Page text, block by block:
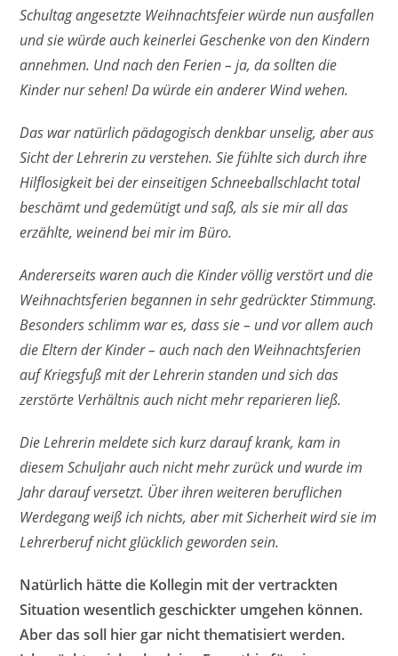
Schultag angesetzte Weihnachtsfeier würde nun ausfallen
und sie würde auch keinerlei Geschenke von den Kindern
annehmen. Und nach den Ferien – ja, da sollten die
Kinder nur sehen! Da würde ein anderer Wind wehen.
Das war natürlich pädagogisch denkbar unselig, aber aus
Sicht der Lehrerin zu verstehen. Sie fühlte sich durch ihre
Hilflosigkeit bei der einseitigen Schneeballschlacht total
beschämt und gedemütigt und saß, als sie mir all das
erzählte, weinend bei mir im Büro.
Andererseits waren auch die Kinder völlig verstört und die
Weihnachtsferien begannen in sehr gedrückter Stimmung.
Besonders schlimm war es, dass sie – und vor allem auch
die Eltern der Kinder – auch nach den Weihnachtsferien
auf Kriegsfuß mit der Lehrerin standen und sich das
zerstörte Verhältnis auch nicht mehr reparieren ließ.
Die Lehrerin meldete sich kurz darauf krank, kam in
diesem Schuljahr auch nicht mehr zurück und wurde im
Jahr darauf versetzt. Über ihren weiteren beruflichen
Werdegang weiß ich nichts, aber mit Sicherheit wird sie im
Lehrerberuf nicht glücklich geworden sein.
Natürlich hätte die Kollegin mit der vertrackten
Situation wesentlich geschickter umgehen können.
Aber das soll hier gar nicht thematisiert werden.